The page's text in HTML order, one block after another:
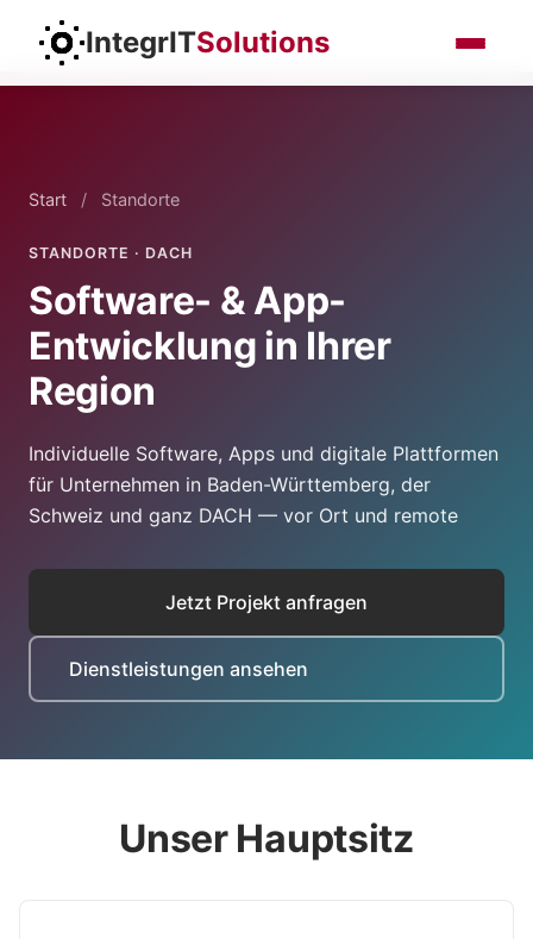
IntegrITSolutions
Start / Standorte
STANDORTE · DACH
Software- & App-
Entwicklung in Ihrer
Region
Individuelle Software, Apps und digitale Plattformen
für Unternehmen in Baden-Württemberg, der
Schweiz und ganz DACH — vor Ort und remote
Jetzt Projekt anfragen
Dienstleistungen ansehen
Unser Hauptsitz